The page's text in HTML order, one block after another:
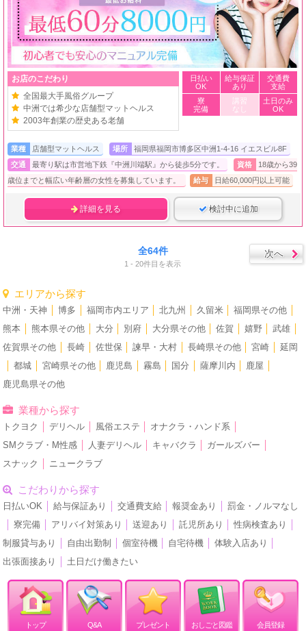
お店のこだわり
全国最大手風俗グループ
中洲では希少な店舗型マットヘルス
2003年創業の歴史ある老舗
日払い
OK
給与保証
あり
交通費
支給
寮
完備
講習
なし
土日のみ
OK
業種 店舗型マットヘルス 場所
福岡県福岡市博多区中洲1-4-16 イエスビル8F
交通
最寄り駅は市営地下鉄『中洲川端駅』から徒歩5分です。 資格
18歳から39
歳位までと幅広い年齢層の女性を募集しています。
給与 日給60,000円以上可能
詳細を見る 検討中に追加
次へ
全64件
1 - 20件目を表示
エリアから探す
中洲・天神 博多 福岡市内エリア 北九州 久留米 福岡県その他
熊本
熊本県その他 大分 別府 大分県その他 佐賀 嬉野 武雄
佐賀県その他
長崎 佐世保 諫早・大村 長崎県その他 宮崎
延岡
都城 宮崎県その他 鹿児島 霧島 国分 薩摩川内 鹿屋
鹿児島県その他
業種から探す
トクヨク デリヘル 風俗エステ オナクラ・ハンド系
SMクラブ・M性感
人妻デリヘル キャバクラ ガールズバー
スナック
ニュークラブ
こだわりから探す
日払いOK 給与保証あり 交通費支給 報奨金あり
罰金・ノルマなし
寮完備 アリバイ対策あり 送迎あり 託児所あり 性病検査あり
制服貸与あり
自由出勤制 個室待機 自宅待機 体験入店あり
出張面接あり
土日だけ働きたい
トップ Q&A プレゼント おしごと図鑑 会員登録